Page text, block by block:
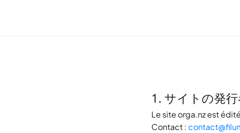
1. サイトの発
Le site orga.nzest
Contact :